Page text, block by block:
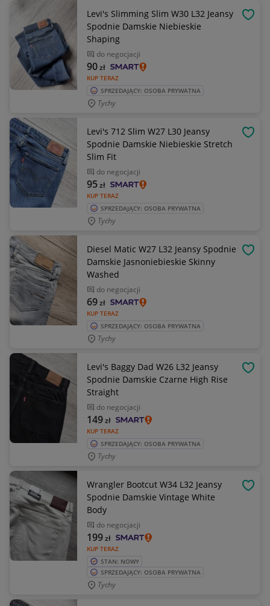
Levi's Slimming Slim W30 L32 Jeansy
Spodnie Damskie Niebieskie
Shaping
do negocjacji
KUP TERAZ
90zł
SPRZEDAJĄCY: OSOBA PRYWATNA
Tychy
Levi's 712 Slim W27 L30 Jeansy
Spodnie Damskie Niebieskie Stretch
Slim Fit
do negocjacji
KUP TERAZ
95zł
SPRZEDAJĄCY: OSOBA PRYWATNA
Tychy
Diesel Matic W27 L32 Jeansy Spodnie
Damskie Jasnoniebieskie Skinny
Washed
do negocjacji
KUP TERAZ
69zł
SPRZEDAJĄCY: OSOBA PRYWATNA
Tychy
Levi's Baggy Dad W26 L32 Jeansy
Spodnie Damskie Czarne High Rise
Straight
do negocjacji
KUP TERAZ
149zł
SPRZEDAJĄCY: OSOBA PRYWATNA
Tychy
Wrangler Bootcut W34 L32 Jeansy
Spodnie Damskie Vintage White
Body
do negocjacji
KUP TERAZ
199zł
STAN: NOWY
SPRZEDAJĄCY: OSOBA PRYWATNA
Tychy